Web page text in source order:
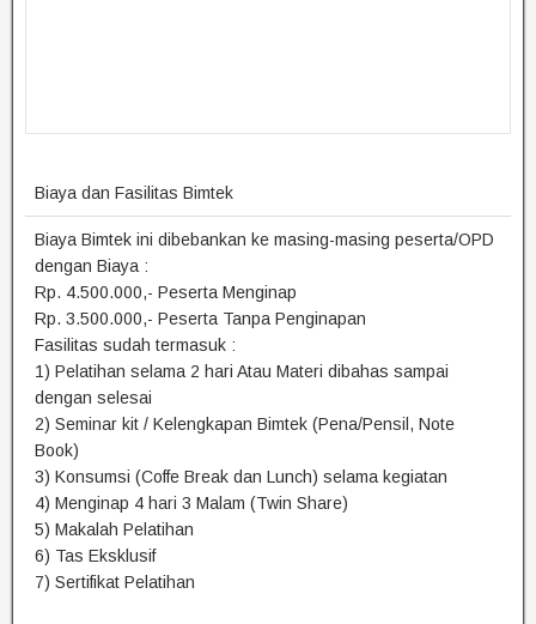
Biaya dan Fasilitas Bimtek
Biaya Bimtek ini dibebankan ke masing-masing peserta/OPD
dengan Biaya :
Rp. 4.500.000,- Peserta Menginap
Rp. 3.500.000,- Peserta Tanpa Penginapan
Fasilitas sudah termasuk :
1) Pelatihan selama 2 hari Atau Materi dibahas sampai
dengan selesai
2) Seminar kit / Kelengkapan Bimtek (Pena/Pensil, Note
Book)
3) Konsumsi (Coffe Break dan Lunch) selama kegiatan
4) Menginap 4 hari 3 Malam (Twin Share)
5) Makalah Pelatihan
6) Tas Eksklusif
7) Sertifikat Pelatihan